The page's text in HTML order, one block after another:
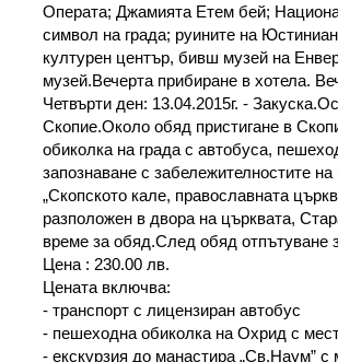
Операта; Джамията Етем бей;
символ на града; руините на
културен център, бивш музей на
музей.Вечерта прибиране в хотела.
Четвърти ден: 13.04.2015г. -
Скопие.Около обяд пристигане в
обиколка на града с автобуса,
запознаване с забележителностите
„Скопското кале, православната
разположен в двора на църквата,
време за обяд.След обяд отпътуване
Цена : 230.00 лв.
Цената включва:
- транспорт с лицензиран автобус
- пешеходна обиколка на Охрид с
- екскурзия до манастира „Св.Наум” с